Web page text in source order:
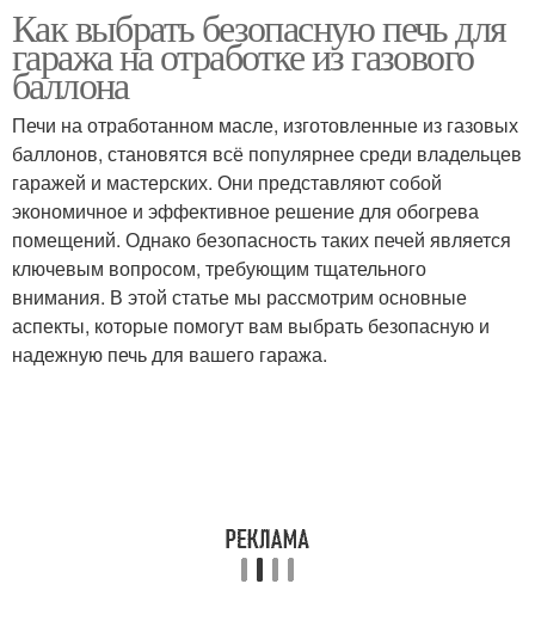
Как выбрать безопасную печь для
гаража на отработке из газового
баллона
Печи на отработанном масле, изготовленные из газовых
баллонов, становятся всё популярнее среди владельцев
гаражей и мастерских. Они представляют собой
экономичное и эффективное решение для обогрева
помещений. Однако безопасность таких печей является
ключевым вопросом, требующим тщательного
внимания. В этой статье мы рассмотрим основные
аспекты, которые помогут вам выбрать безопасную и
надежную печь для вашего гаража.